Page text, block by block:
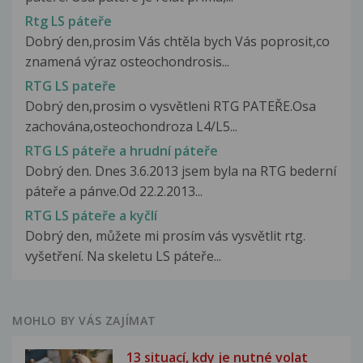
Rtg LS páteře
Dobrý den,prosim Vás chtěla bych Vás poprosit,co
znamená výraz osteochondrosis...
RTG LS pateře
Dobrý den,prosim o vysvětleni RTG PATEŘE.Osa
zachována,osteochondroza L4/L5...
RTG LS páteře a hrudní páteře
Dobrý den. Dnes 3.6.2013 jsem byla na RTG bederní
páteře a pánve.Od 22.2.2013...
RTG LS páteře a kyčlí
Dobrý den, můžete mi prosím vás vysvětlit rtg.
vyšetření. Na skeletu LS páteře...
MOHLO BY VÁS ZAJÍMAT
13 situací, kdy je nutné volat